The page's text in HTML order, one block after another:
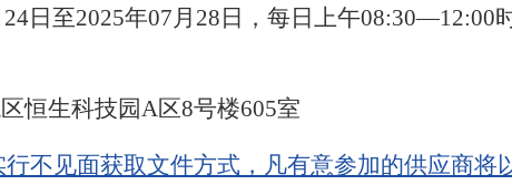
24日至2025年07月28日，每日上午
恒生科技园A区8号楼605室
不见面获取文件方式，凡有意参加的供应商将